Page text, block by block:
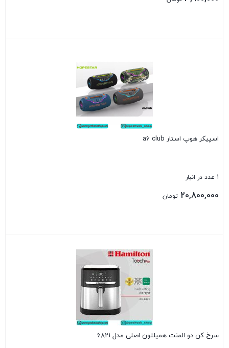
اسپیکر هوپ استار a6 club
1 عدد در انبار
20,800,000 تومان
سرخ کن دو المنت همیلتون اصلی مدل 6821